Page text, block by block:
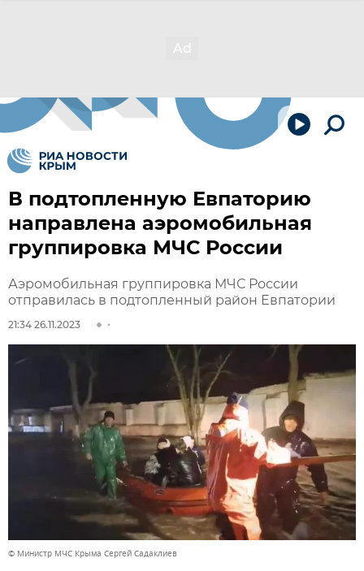
В подтопленную Евпаторию
направлена аэромобильная
группировка МЧС России
Аэромобильная группировка МЧС России
отправилась в подтопленный район Евпатории
21:34 26.11.2023
© Министр МЧС Крыма Сергей Садаклиев